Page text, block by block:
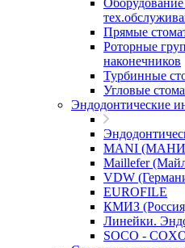
Оборудование
Прямые
Роторные
наконечников
Турбинные
Угловые
Эндодонтические
MANI
Maillefer
VDW
EUROFILE
КМИЗ
Линейки.
SOCO -